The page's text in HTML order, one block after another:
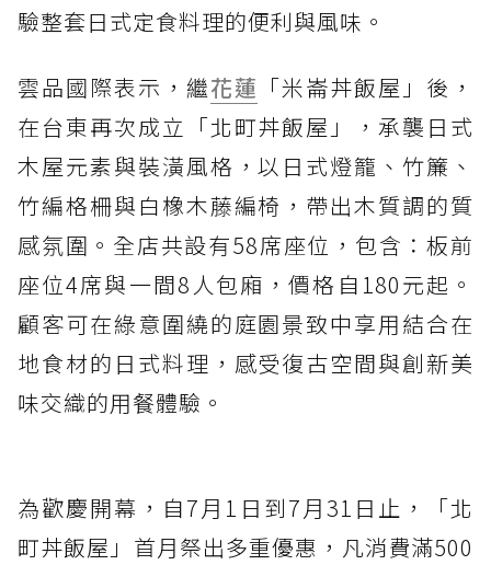
驗整套日式定食料理的便利與風味。
雲品國際表示，繼花蓮 「米崙丼飯屋」後，
在台東再次成立「北町丼飯屋」，承襲日式
木屋元素與裝潢風格，以日式燈籠、竹簾、
竹編格柵與白橡木藤編椅，帶出木質調的質
感氛圍。全店共設有58席座位，包含：板前
座位4席與一間8人包廂，價格自180元起。
顧客可在綠意圍繞的庭園景致中享用結合在
地食材的日式料理，感受復古空間與創新美
味交織的用餐體驗。
為歡慶開幕，自7月1日到7月31日止，「北
町丼飯屋」首月祭出多重優惠，凡消費滿500